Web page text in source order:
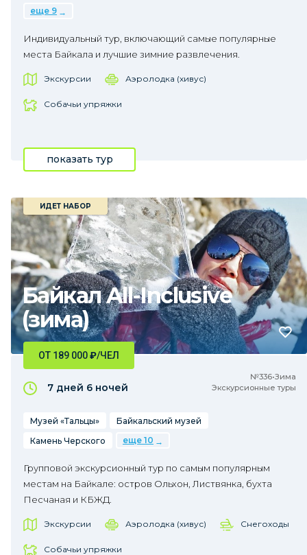
еще 9
Индивидуальный тур, включающий самые популярные
места Байкала и лучшие зимние развлечения.
Экскурсии Аэролодка (хивус)
Собачьи упряжки
показать тур
Байкал All-Inclusive
(зима)
ИДЕТ НАБОР
№336•Зима
Экскурсионные туры
ОТ 189 000₽/ЧЕЛ
7 дней 6 ночей
Музей «Тальцы»
Байкальский музей
Камень Черского
еще 10
Групповой экскурсионный тур по самым популярным
местам на Байкале: остров Ольхон, Листвянка, бухта
Песчаная и КБЖД.
Экскурсии Аэролодка (хивус) Снегоходы
Собачьи упряжки